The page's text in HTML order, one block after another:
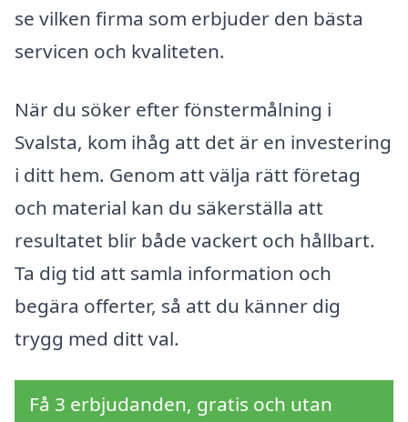
se vilken firma som erbjuder den bästa
servicen och kvaliteten.
När du söker efter fönstermålning i
Svalsta, kom ihåg att det är en investering
i ditt hem. Genom att välja rätt företag
och material kan du säkerställa att
resultatet blir både vackert och hållbart.
Ta dig tid att samla information och
begära offerter, så att du känner dig
trygg med ditt val.
Få 3 erbjudanden, gratis och utan